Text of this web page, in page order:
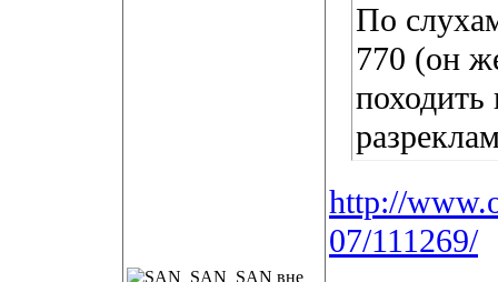
По
770 (он
http://
07/111269/